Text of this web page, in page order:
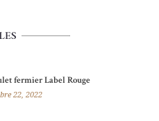
fermier Label Rouge
22, 2022